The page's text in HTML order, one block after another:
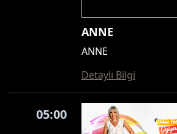
ANNE
ANNE
Detaylı Bilgi
05:00